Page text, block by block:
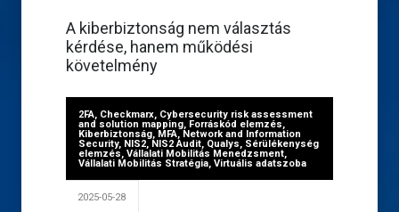
A kiberbiztonság nem választás
kérdése, hanem működési
követelmény
2FA, Checkmarx, Cybersecurity risk assessment
and solution mapping, Forráskód elemzés,
Kiberbiztonság, MFA, Network and Information
Security, NIS2, NIS2 Audit, Qualys, Sérülékenység
elemzés, Vállalati Mobilitás Menedzsment,
Vállalati Mobilitás Stratégia, Virtuális adatszoba
2025-05-28